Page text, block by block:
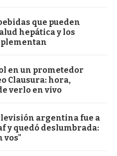
que pueden
hepática y los
en un prometedor
Clausura: hora,
verlo en vivo
argentina fue a
y quedó deslumbrada:
vos"